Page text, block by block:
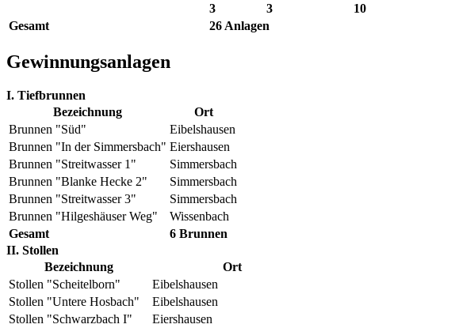
3
3 10
Gesamt
26 Anlagen
Gewinnungsanlagen
I. Tiefbrunnen
Bezeichnung
Ort
Brunnen "Süd"
Eibelshausen
Brunnen "In der Simmersbach" Eiershausen
Brunnen "Streitwasser 1"
Simmersbach
Brunnen "Blanke Hecke 2"
Simmersbach
Brunnen "Streitwasser 3"
Simmersbach
Brunnen "Hilgeshäuser Weg"
Wissenbach
Gesamt
6 Brunnen
II. Stollen
Bezeichnung
Ort
Stollen "Scheitelborn"
Eibelshausen
Stollen "Untere Hosbach"
Eibelshausen
Stollen "Schwarzbach I"
Eiershausen